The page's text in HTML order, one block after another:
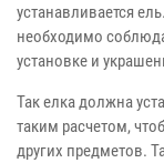
устанавливается
необходимо
установке и
Так елка должна
таким расчетом,
других предметов.